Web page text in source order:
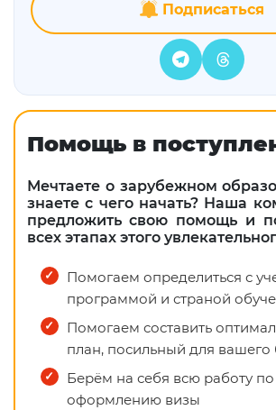
Подписаться
Помощь в
Мечтаете о зарубежном
знаете с чего начать? Наша
предложить свою помощь и
всех этапах этого
Помогаем определиться с
программой и страной
Помогаем составить
план, посильный для
Берём на себя всю работу
оформлению визы